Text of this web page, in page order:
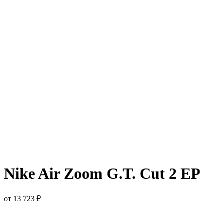
Nike Air Zoom G.T. Cut 2 EP
от 13 723 ₽